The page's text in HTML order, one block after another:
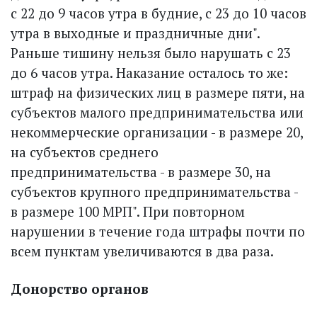
с 22 до 9 часов утра в будние, с 23 до 10 часов
утра в выходные и праздничные дни".
Раньше тишину нельзя было нарушать с 23
до 6 часов утра. Наказание осталось то же:
штраф на физических лиц в размере пяти, на
субъектов малого предпринимательства или
некоммерческие организации - в размере 20,
на субъектов среднего
предпринимательства - в размере 30, на
субъектов крупного предпринимательства -
в размере 100 МРП". При повторном
нарушении в течение года штрафы почти по
всем пунктам увеличиваются в два раза.
Донорство органов